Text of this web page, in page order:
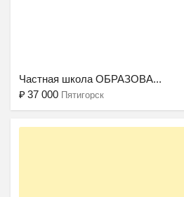
Частная школа ОБРАЗОВА...
₽ 37 000 Пятигорск